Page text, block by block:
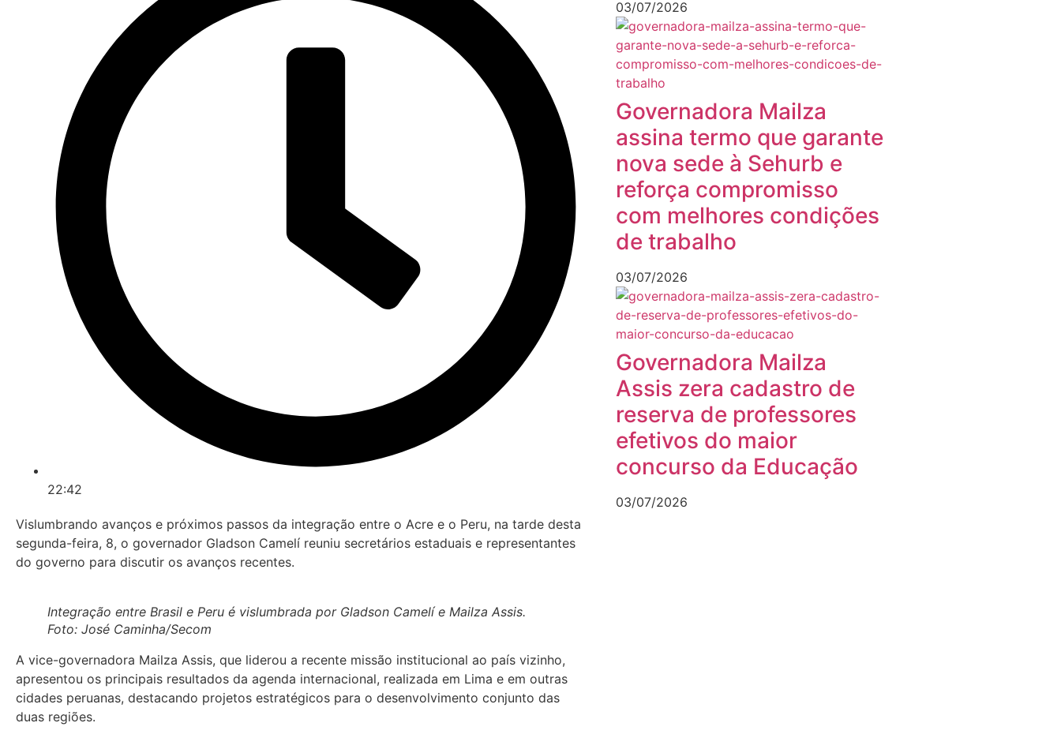
22:42
Vislumbrando avanços e próximos passos da integração entre o Acre e o Peru, na tarde desta
segunda-feira, 8, o governador Gladson Camelí reuniu secretários estaduais e representantes
do governo para discutir os avanços recentes.
Integração entre Brasil e Peru é vislumbrada por Gladson Camelí e Mailza Assis.
Foto: José Caminha/Secom
A vice-governadora Mailza Assis, que liderou a recente missão institucional ao país vizinho,
apresentou os principais resultados da agenda internacional, realizada em Lima e em outras
cidades peruanas, destacando projetos estratégicos para o desenvolvimento conjunto das
duas regiões.
03/07/2026
Governadora Mailza
assina termo que garante
nova sede à Sehurb e
reforça compromisso
com melhores condições
de trabalho
03/07/2026
Governadora Mailza
Assis zera cadastro de
reserva de professores
efetivos do maior
concurso da Educação
03/07/2026